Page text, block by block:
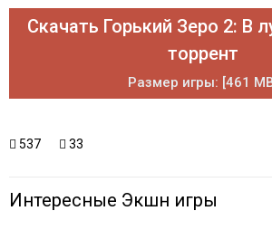
Скачать Горький Зеро 2: В
торрент
Размер игры: [461
537 33
Интересные Экшн игры